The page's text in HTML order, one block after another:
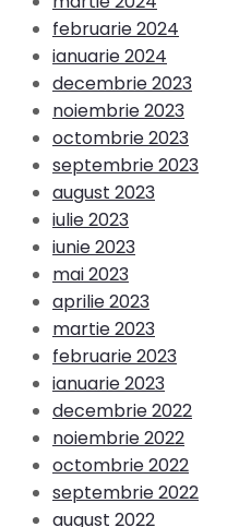
februarie 2024
ianuarie 2024
decembrie 2023
noiembrie 2023
octombrie 2023
septembrie 2023
august 2023
iulie 2023
iunie 2023
mai 2023
aprilie 2023
martie 2023
februarie 2023
ianuarie 2023
decembrie 2022
noiembrie 2022
octombrie 2022
septembrie 2022
august 2022